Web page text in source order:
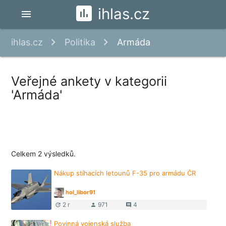
ihlas.cz
menu
ihlas.cz Politika Armáda
Veřejné ankety v kategorii
'Armáda'
Celkem 2 výsledků.
Nákup stíhacích letounů F-35 pro armádu ČR
hol_libor91
update 2 r person 971 comment 4
Povinná vojenská služba